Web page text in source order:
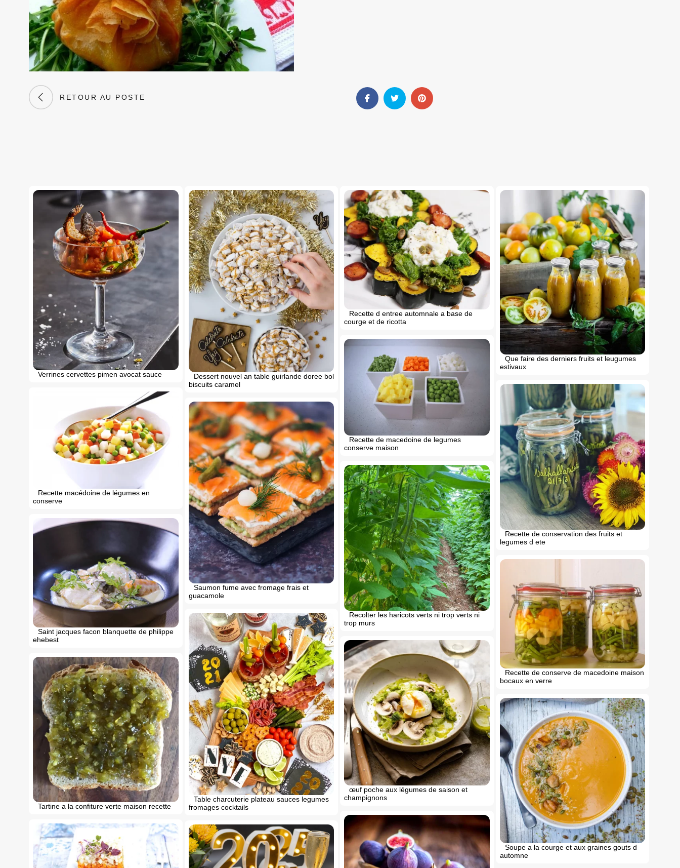
RETOUR AU POSTE
Verrines cervettes pimen avocat sauce
Dessert nouvel an table guirlande doree bol
biscuits caramel
Recette d entree automnale a base de
courge et de ricotta
Que faire des derniers fruits et leugumes
estivaux
Recette de macedoine de legumes
conserve maison
Recette de conservation des fruits et
legumes d ete
Recette macédoine de légumes en
conserve
Saumon fume avec fromage frais et
guacamole
Recolter les haricots verts ni trop verts ni
trop murs
Saint jacques facon blanquette de philippe
ehebest
Recette de conserve de macedoine maison
bocaux en verre
Table charcuterie plateau sauces legumes
fromages cocktails
œuf poche aux légumes de saison et
champignons
Tartine a la confiture verte maison recette
Soupe a la courge et aux graines gouts d
automne